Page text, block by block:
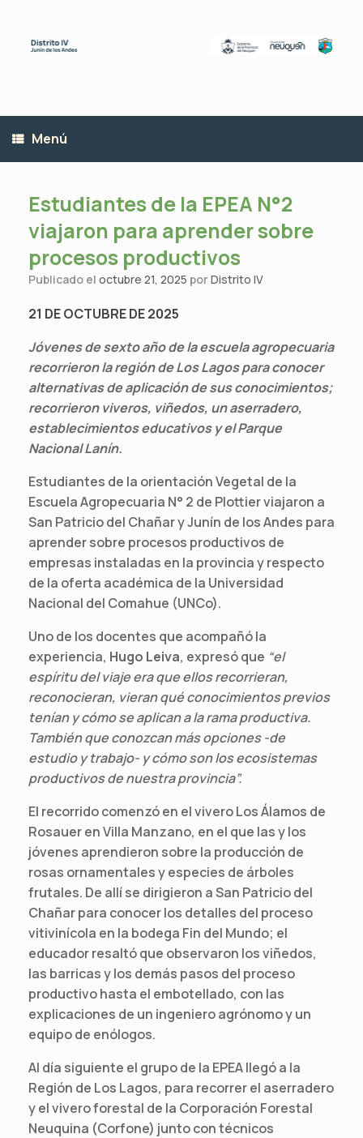
contenido
Menú
Estudiantes de la EPEA N°2
viajaron para aprender sobre
procesos productivos
Publicado el octubre 21, 2025 porDistrito IV
21 DE OCTUBRE DE 2025
Jóvenes de sexto año de la escuela agropecuaria
recorrieron la región de Los Lagos para conocer
alternativas de aplicación de sus conocimientos;
recorrieron viveros, viñedos, un aserradero,
establecimientos educativos y el Parque
Nacional Lanín.
Estudiantes de la orientación Vegetal de la
Escuela Agropecuaria N° 2 de Plottier viajaron a
San Patricio del Chañar y Junín de los Andes para
aprender sobre procesos productivos de
empresas instaladas en la provincia y respecto
de la oferta académica de la Universidad
Nacional del Comahue (UNCo).
Uno de los docentes que acompañó la
experiencia, Hugo Leiva, expresó que “el
espíritu del viaje era que ellos recorrieran,
reconocieran, vieran qué conocimientos previos
tenían y cómo se aplican a la rama productiva.
También que conozcan más opciones -de
estudio y trabajo- y cómo son los ecosistemas
productivos de nuestra provincia”.
El recorrido comenzó en el vivero Los Álamos de
Rosauer en Villa Manzano, en el que las y los
jóvenes aprendieron sobre la producción de
rosas ornamentales y especies de árboles
frutales. De allí se dirigieron a San Patricio del
Chañar para conocer los detalles del proceso
vitivinícola en la bodega Fin del Mundo; el
educador resaltó que observaron los viñedos,
las barricas y los demás pasos del proceso
productivo hasta el embotellado, con las
explicaciones de un ingeniero agrónomo y un
equipo de enólogos.
Al día siguiente el grupo de la EPEA llegó a la
Región de Los Lagos, para recorrer el aserradero
y el vivero forestal de la Corporación Forestal
Neuquina (Corfone) junto con técnicos